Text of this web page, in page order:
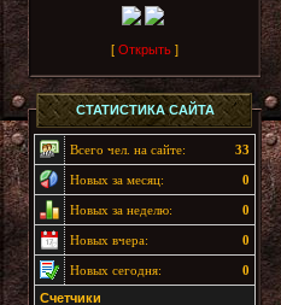
[ Открыть ]
СТАТИСТИКА САЙТА
Всего чел. на сайте: 33
Новых за месяц: 0
Новых за неделю: 0
Новых вчера: 0
Новых сегодня:
0
Счетчики